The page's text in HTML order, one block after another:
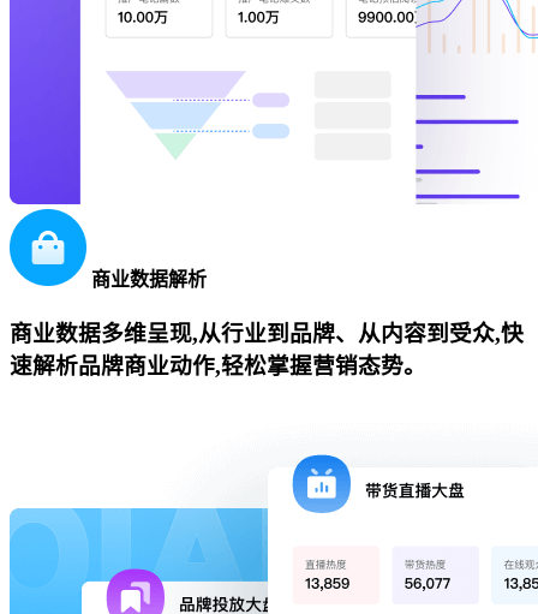
商业数据解析
商业数据多维呈现,从行业到品牌、从内容到受众,快
速解析品牌商业动作,轻松掌握营销态势。